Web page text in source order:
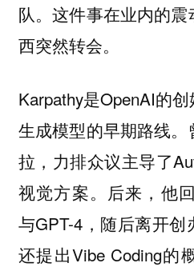
队。这件事在业内的
西突然转会。
Karpathy是OpenAI的
生成模型的早期路线
拉，力排众议主导了
视觉方案。后来，他
与GPT-4，随后离开
还提出Vibe Coding的